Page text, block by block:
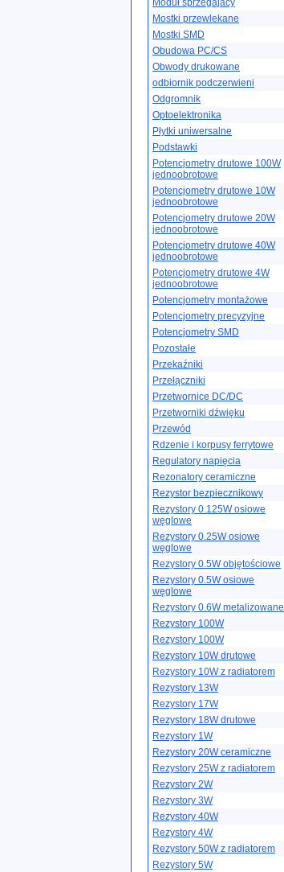
Moduł sprzegajacy
Mostki przewlekane
Mostki SMD
Obudowa PC/CS
Obwody drukowane
odbiornik podczerwieni
Odgromnik
Optoelektronika
Płytki uniwersalne
Podstawki
Potencjometry drutowe 100W
jednoobrotowe
Potencjometry drutowe 10W
jednoobrotowe
Potencjometry drutowe 20W
jednoobrotowe
Potencjometry drutowe 40W
jednoobrotowe
Potencjometry drutowe 4W
jednoobrotowe
Potencjometry montażowe
Potencjometry precyzyjne
Potencjometry SMD
Pozostałe
Przekaźniki
Przełączniki
Przetwornice DC/DC
Przetworniki dźwięku
Przewód
Rdzenie i korpusy ferrytowe
Regulatory napięcia
Rezonatory ceramiczne
Rezystor bezpiecznikowy
Rezystory 0.125W osiowe
węglowe
Rezystory 0.25W osiowe
węglowe
Rezystory 0.5W objętościowe
Rezystory 0.5W osiowe
węglowe
Rezystory 0.6W metalizowane
Rezystory 100W
Rezystory 100W
Rezystory 10W drutowe
Rezystory 10W z radiatorem
Rezystory 13W
Rezystory 17W
Rezystory 18W drutowe
Rezystory 1W
Rezystory 20W ceramiczne
Rezystory 25W z radiatorem
Rezystory 2W
Rezystory 3W
Rezystory 40W
Rezystory 4W
Rezystory 50W z radiatorem
Rezystory 5W